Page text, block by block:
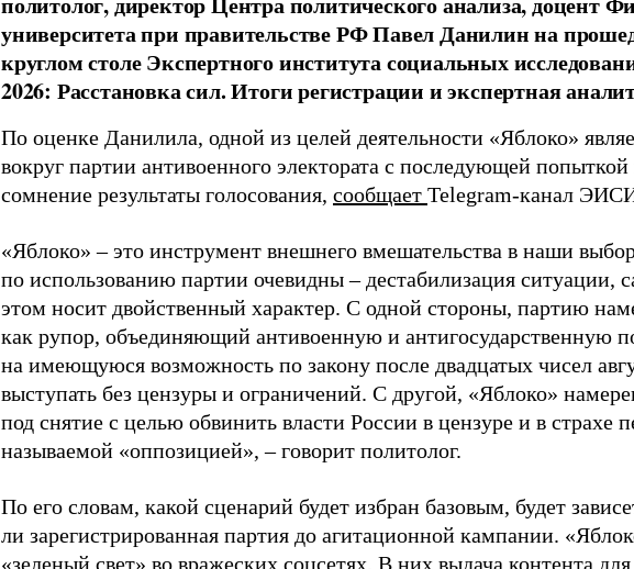
университета при правительстве РФ Павел Данилин на
круглом столе Экспертного института социальных
2026: Расстановка сил. Итоги регистрации и экспертная
По оценке Данилила, одной из целей деятельности «Яблоко»
вокруг партии антивоенного электората с последующей попыткой
сомнение результаты голосования, сообщает Telegram-канал
«Яблоко» – это инструмент внешнего вмешательства в наши
по использованию партии очевидны – дестабилизация ситуации,
этом носит двойственный характер. С одной стороны, партию
как рупор, объединяющий антивоенную и антигосударственную
на имеющуюся возможность по закону после двадцатых чисел
выступать без цензуры и ограничений. С другой, «Яблоко»
под снятие с целью обвинить власти России в цензуре и в страхе
называемой «оппозицией», – говорит политолог.
По его словам, какой сценарий будет избран базовым, будет
ли зарегистрированная партия до агитационной кампании.
«зеленый свет» во вражеских соцсетях. В них выдача контента